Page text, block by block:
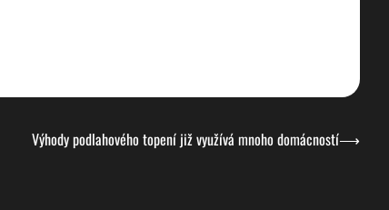
Výhody podlahového topení již využívá mnoho domácností⟶